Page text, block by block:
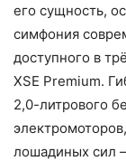
его сущность,
симфония
доступного в
XSE Premium.
2,0-литрового
лошадиных сил